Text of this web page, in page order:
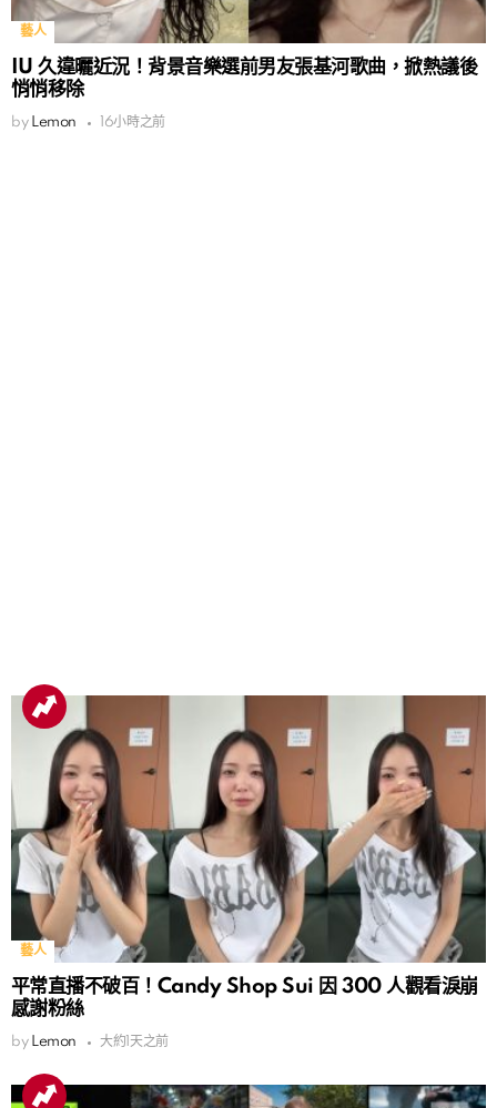
藝人
IU 久違曬近況！背景音樂選前男友張基河歌曲，掀熱議後
悄悄移除
by Lemon 16小時之前
藝人
平常直播不破百！Candy Shop Sui 因 300 人觀看淚崩
感謝粉絲
by Lemon 大約1天之前